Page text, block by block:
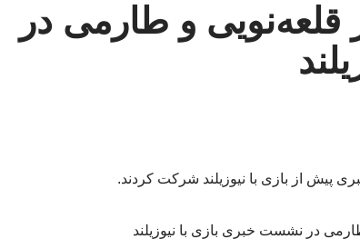
و طارمی در
پیش از بازی با نیوزیلند شرکت کردند.